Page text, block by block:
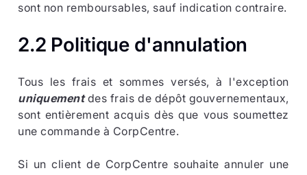
sont non remboursables, sauf indication contraire.
2.2 Politique d'annulation
Tous les frais et sommes versés, à l'exception
uniquementdes frais de dépôt gouvernementaux,
sont entièrement acquis dès que vous soumettez
une commande à CorpCentre.
Si un client de CorpCentre souhaite annuler une